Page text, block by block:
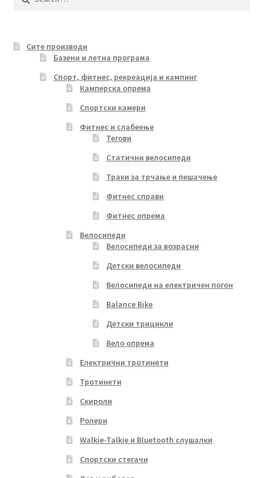
Сите производи
Базени и летна програма
Спорт, фитнес, рекреација и кампинг
Камперска опрема
Спортски камери
Фитнес и слабеење
Тегови
Статични велосипеди
Траки за трчање и пешачење
Фитнес справи
Фитнес опрема
Велосипеди
Велосипеди за возрасни
Детски велосипеди
Велосипеди на електричен погон
Balance Bike
Детски трицикли
Вело опрема
Електрични тротинети
Тротинети
Скироли
Ролери
Walkie-Talkie и Bluetooth слушалки
Спортски стегачи